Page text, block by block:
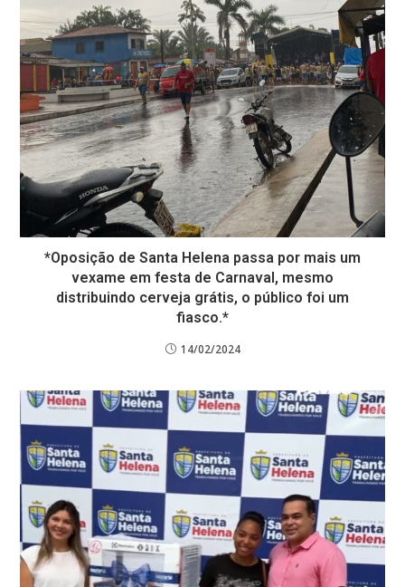
*Oposição de Santa Helena passa por mais um
vexame em festa de Carnaval, mesmo
distribuindo cerveja grátis, o público foi um
fiasco.*
14/02/2024